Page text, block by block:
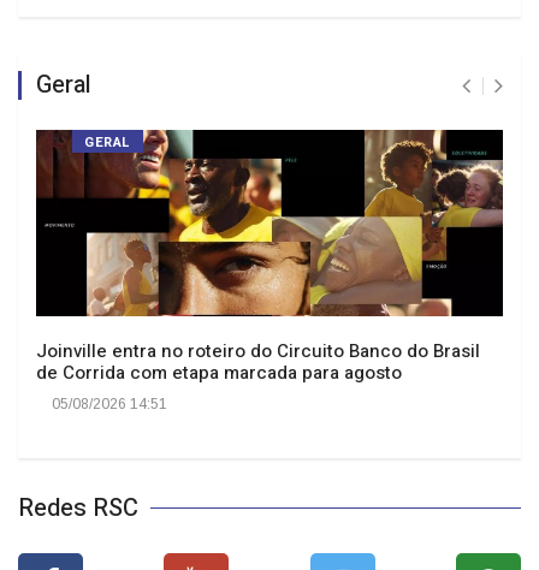
Geral
GERAL
Joinville entra no roteiro do Circuito Banco do Brasil
de Corrida com etapa marcada para agosto
05/08/2026 14:51
Redes RSC